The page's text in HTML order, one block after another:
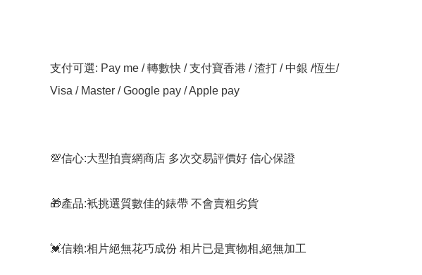
支付可選: Pay me / 轉數快 / 支付寶香港 / 渣打 / 中銀 /恆生/
Visa / Master / Google pay / Apple pay
💯信心:大型拍賣網商店 多次交易評價好 信心保證
🎁產品:衹挑選質數佳的錶帶 不會賣粗劣貨
💓信賴:相片絕無花巧成份 相片已是實物相,絕無加工